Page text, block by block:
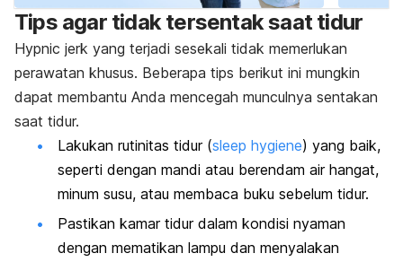
Tips agar tidak tersentak saat tidur
Hypnic jerk yang terjadi sesekali tidak memerlukan
perawatan khusus. Beberapa tips berikut ini mungkin
dapat membantu Anda mencegah munculnya sentakan
saat tidur.
Lakukan rutinitas tidur (sleep hygiene) yang baik,
seperti dengan mandi atau berendam air hangat,
minum susu, atau membaca buku sebelum tidur.
Pastikan kamar tidur dalam kondisi nyaman
dengan mematikan lampu dan menyalakan